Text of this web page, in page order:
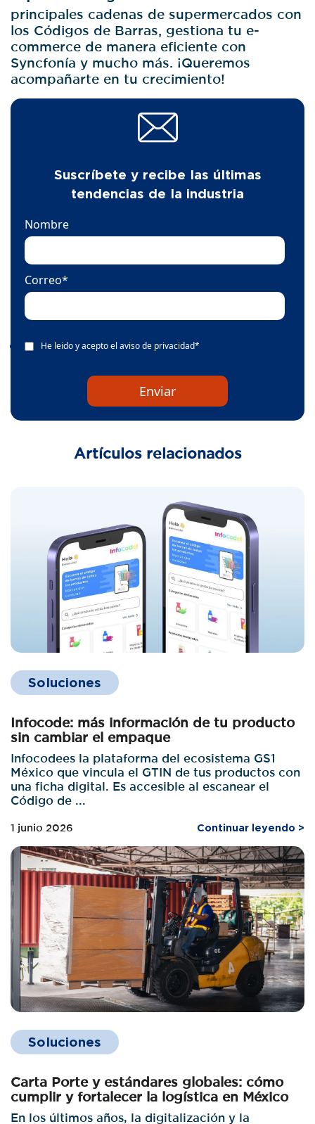
principales cadenas de supermercados con
los Códigos de Barras, gestiona tu e-
commerce de manera eficiente con
Syncfonía y mucho más. ¡Queremos
acompañarte en tu crecimiento!
Suscríbete y recibe las últimas
tendencias de la industria
Nombre
Correo*
He leido y acepto el aviso de privacidad*
Artículos relacionados
Soluciones
Infocode: más información de tu producto
sin cambiar el empaque
Infocodees la plataforma del ecosistema GS1
México que vincula el GTIN de tus productos con
una ficha digital. Es accesible al escanear el
Código de ...
1 junio 2026 Continuar leyendo >
Soluciones
Carta Porte y estándares globales: cómo
cumplir y fortalecer la logística en México
En los últimos años, la digitalización y la